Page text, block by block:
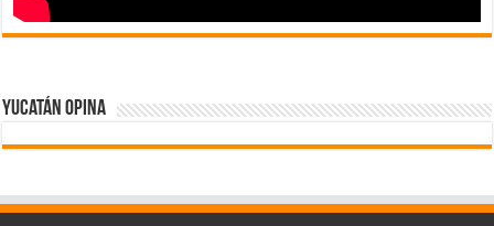
Yucatán Opina